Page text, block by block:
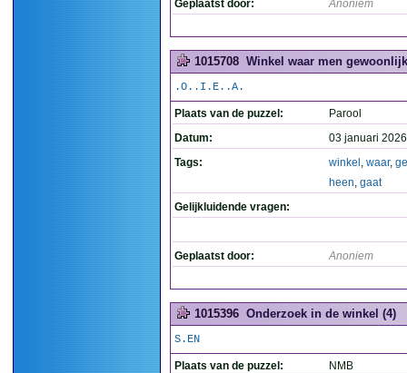
Geplaatst door: Anoniem
1015708 Winkel waar men
.O..I.E..A.
Plaats van de puzzel:
Parool
Datum:
03 januari
Tags:
winkel , waar,
heen, gaat
Gelijkluidende vragen:
Geplaatst door: Anoniem
1015396 Onderzoek in de winkel (4)
S.EN
Plaats van de puzzel:
NMB